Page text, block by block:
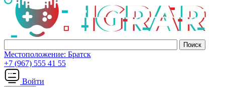
Местоположение: Братск
+7 (967) 555 41 55
Войти